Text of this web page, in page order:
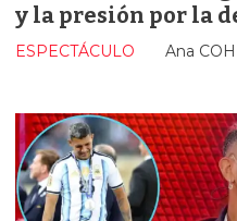
y la presión por la
Ana
ESPECTÁCULO